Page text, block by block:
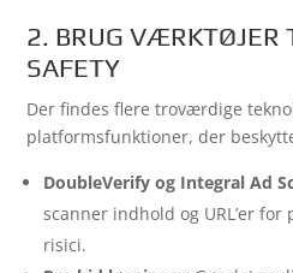
2. BRUG VÆRKTØJER
SAFETY
Der findes flere troværdige
platformsfunktioner, der
DoubleVerify og Integral Ad
scanner indhold og URL’er
risici.